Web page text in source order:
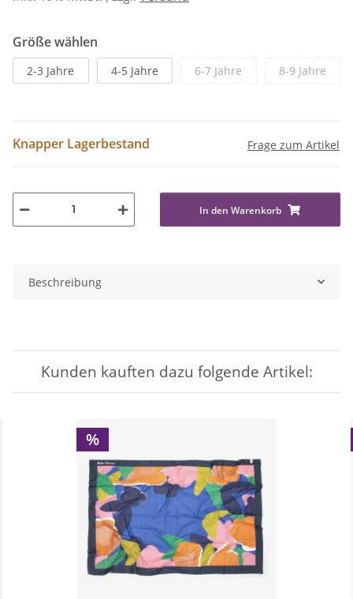
Größe wählen
2-3 Jahre 4-5 Jahre 6-7 Jahre 8-9 Jahre
Knapper Lagerbestand Frage zum Artikel
In den Warenkorb
Beschreibung
Kunden kauften dazu folgende Artikel:
%